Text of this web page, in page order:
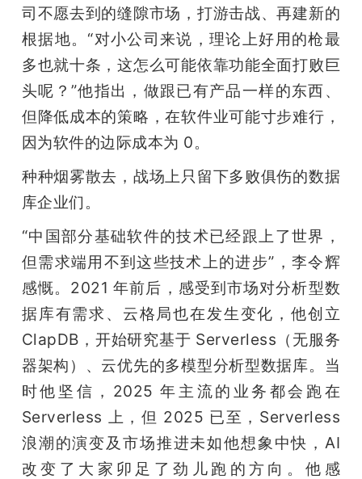
司不愿去到的缝隙市场，打游击战、再建新的
根据地。“对小公司来说，理论上好用的枪最
多也就十条，这怎么可能依靠功能全面打败巨
头呢？”他指出，做跟已有产品一样的东西、
但降低成本的策略，在软件业可能寸步难行，
因为软件的边际成本为 0。
种种烟雾散去，战场上只留下多败俱伤的数据
库企业们。
“中国部分基础软件的技术已经跟上了世界，
但需求端用不到这些技术上的进步”，李令辉
感慨。2021 年前后，感受到市场对分析型数
据库有需求、云格局也在发生变化，他创立
ClapDB，开始研究基于 Serverless（无服务
器架构）、云优先的多模型分析型数据库。当
时他坚信，2025 年主流的业务都会跑在
Serverless 上，但 2025 已至，Serverless
浪潮的演变及市场推进未如他想象中快，AI
改变了大家卯足了劲儿跑的方向。他感